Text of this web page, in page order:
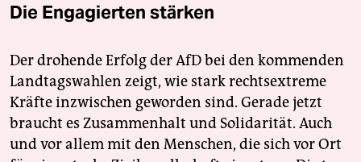
Die Engagierten stärken
Der drohende Erfolg der AfD bei den kommenden
Landtagswahlen zeigt, wie stark rechtsextreme
Kräfte inzwischen geworden sind. Gerade jetzt
braucht es Zusammenhalt und Solidarität. Auch
und vor allem mit den Menschen, die sich vor Ort